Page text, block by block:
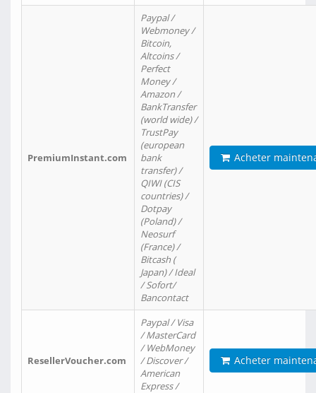
PremiumInstant.com
Paypal /
Webmoney /
Bitcoin,
Altcoins /
Perfect
Money /
Amazon /
BankTransfer
(world wide) /
TrustPay
(european
bank
transfer) /
QIWI (CIS
countries) /
Dotpay
(Poland) /
Neosurf
(France) /
Bitcash (
Japan) / Ideal
/ Sofort/
Bancontact
Acheter
ResellerVoucher.com
Paypal / Visa
/ MasterCard
/ WebMoney
/ Discover /
American
Express /
Acheter